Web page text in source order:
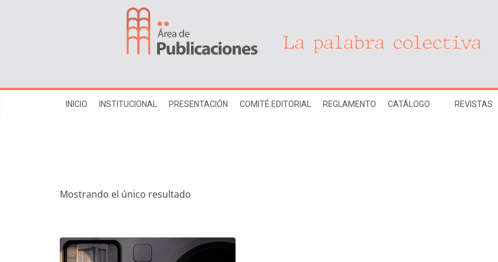
INICIO INSTITUCIONAL PRESENTACIÓN COMITÉ EDITORIAL REGLAMENTO CATÁLOGO REVISTAS
Mostrando el único resultado